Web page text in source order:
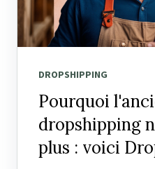
DROPSHIPPING
Pourquoi
dropshipping
plus : voici